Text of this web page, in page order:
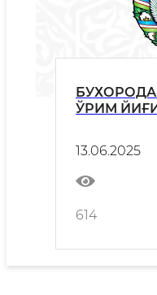
ЎРИМ
13.06.2025
614